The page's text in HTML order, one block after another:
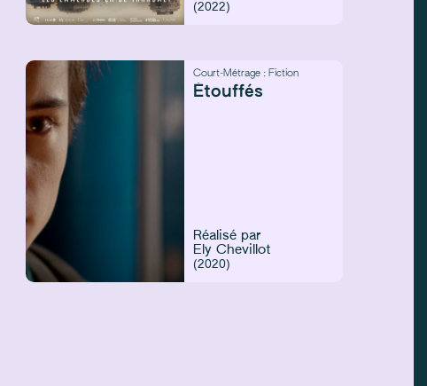
(2022)
Court-Métrage : Fiction
Étouffés
Réalisé par
Ely Chevillot
(2020)